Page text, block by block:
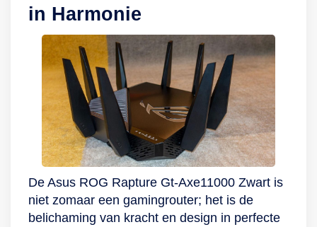
zonder gedoe snel
blijft na de installatie
ook handig voor het
beheren van de wifi-
instellingen. Dankzij
compatibiliteit met
Alexa bedien je de
instelling ook met
spraakopdrachten.
Zo houd jij
eenvoudig altijd en
overal de controle.
in Harmonie
De Asus ROG Rapture Gt-Axe11000 Zwart is
niet zomaar een gamingrouter; het is de
belichaming van kracht en design in perfecte